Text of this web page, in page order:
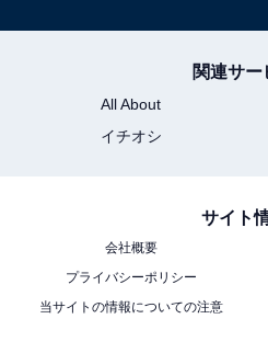
関連サー
All About
イチオシ
サイト
会社概要
プライバシーポリシー
当サイトの情報についての注意